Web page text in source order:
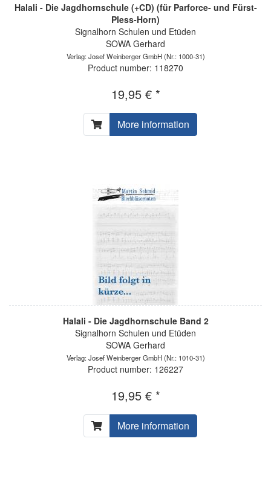
Halali - Die Jagdhornschule (+CD) (für Parforce- und Fürst-
Pless-Horn)
Signalhorn Schulen und Etüden
SOWA Gerhard
Verlag: Josef Weinberger GmbH(Nr.: 1000-31)
Product number: 118270
19,95 € *
More information
Halali - Die Jagdhornschule Band 2
Signalhorn Schulen und Etüden
SOWA Gerhard
Verlag: Josef Weinberger GmbH(Nr.: 1010-31)
Product number: 126227
19,95 € *
More information